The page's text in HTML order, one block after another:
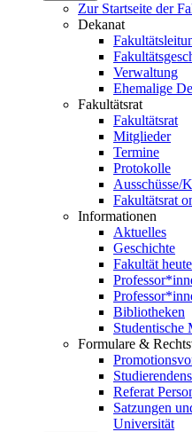
Zur Startseite der
Dekanat
Verwaltung
Ehemalige
Fakultätsrat
Fakultätsrat
Mitglieder
Termine
Protokolle
Ausschüsse/
Fakultätsrat
Informationen
Aktuelles
Geschichte
Fakultät heute
Bibliotheken
Formulare &
Referat
Satzungen
Universität